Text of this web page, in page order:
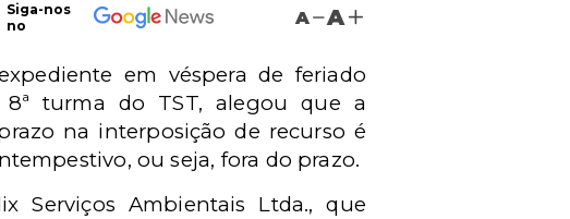
Siga-nos
no
A A
em véspera de feriado
turma do TST, alegou que a
na interposição de recurso é
ou seja, fora do prazo.
Serviços Ambientais Ltda., que